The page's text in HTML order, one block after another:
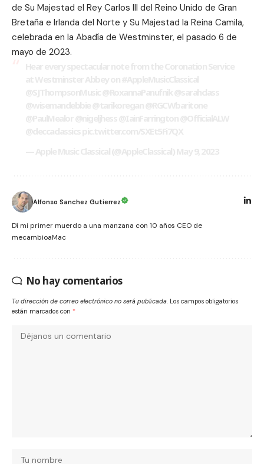
de Su Majestad el Rey Carlos III del Reino Unido de Gran
Bretaña e Irlanda del Norte y Su Majestad la Reina Camila,
celebrada en la Abadía de Westminster, el pasado 6 de
mayo de 2023.
Alfonso Sanchez Gutierrez
Dí mi primer muerdo a una manzana con 10 años CEO de
mecambioaMac
No hay comentarios
Tu dirección de correo electrónico no será publicada. Los campos obligatorios
están marcados con *